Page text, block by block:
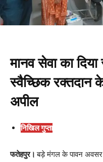
मानव सेवा का
स्वैच्छिक
अपील
निखिल गुप्ता
फतेहपुर।बड़े मंगल के पावन